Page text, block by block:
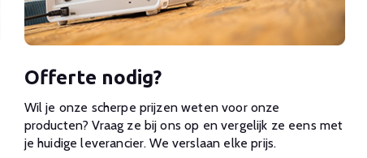
Offerte nodig?
Wil je onze scherpe prijzen weten voor onze
producten? Vraag ze bij ons op en vergelijk ze eens met
je huidige leverancier. We verslaan elke prijs.